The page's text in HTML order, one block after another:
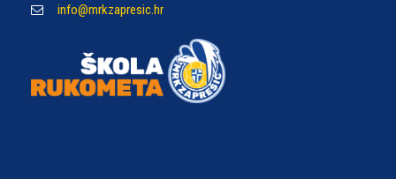
info@mrkzapresic.hr